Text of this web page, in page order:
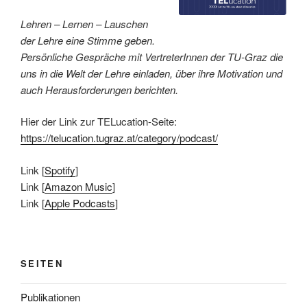
Lehren – Lernen – Lauschen
der Lehre eine Stimme geben.
Persönliche Gespräche mit VertreterInnen der TU-Graz die
uns in die Welt der Lehre einladen, über ihre Motivation und
auch Herausforderungen berichten.
Hier der Link zur TELucation-Seite:
https://telucation.tugraz.at/category/podcast/
Link [Spotify]
Link [Amazon Music]
Link [Apple Podcasts]
SEITEN
Publikationen